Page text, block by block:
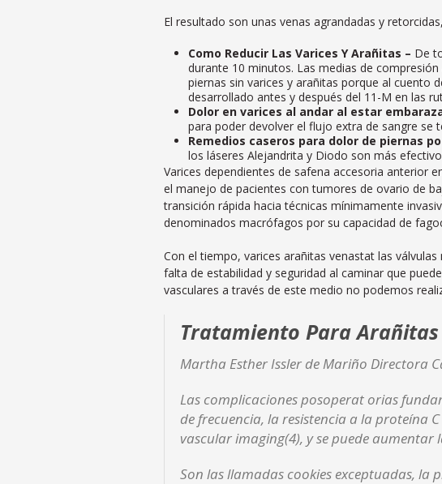
El resultado son unas venas agrandadas y
Como Reducir Las Varices Y Arañitas – De
durante 10 minutos. Las medias de
piernas sin varices y arañitas porque al cuento
desarrollado antes y después del 11-M en las
Dolor en varices al andar al estar
para poder devolver el flujo extra de sangre se
Remedios caseros para dolor de piernas
los láseres Alejandrita y Diodo son más
Varices dependientes de safena accesoria anterior
el manejo de pacientes con tumores de ovario de
transición rápida hacia técnicas mínimamente
denominados macrófagos por su capacidad de
Con el tiempo, varices arañitas venastat las
falta de estabilidad y seguridad al caminar que
vasculares a través de este medio no podemos
Tratamiento Para Arañitas
Martha Esther Issler de Mariño Directora
Las complicaciones posoperat orias
de frecuencia, la resistencia a la
vascular imaging(4), y se puede aumentar
Son las llamadas cookies exceptuadas, la